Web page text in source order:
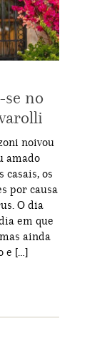
se no
noivou
amado
casais, os
por causa
O dia
em que
ainda
e […]